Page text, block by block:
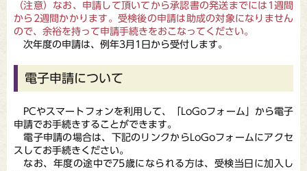
（注意）なお、申請して頂いてから承認書の発送までには1週間
から2週間かかります。受検後の申請は助成の対象になりません
ので、余裕を持って申請手続きをおこなってください。
次年度の申請は、例年3月1日から受付します。
電子申請について
PCやスマートフォンを利用して、「LoGoフォーム」から電子
申請でお手続きすることができます。
電子申請の場合は、下記のリンクからLoGoフォームにアクセ
スしてお手続きください。
なお、年度の途中で75歳になられる方は、受検当日に加入し